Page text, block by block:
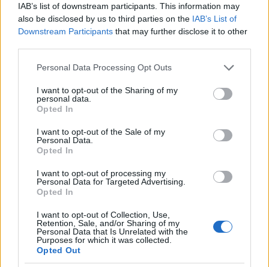
IAB’s list of downstream participants. This information may
also be disclosed by us to third parties on the IAB’s List of
Downstream Participants that may further disclose it to other
Please note that this website/app uses one or more Google
not limited to your visit or usage behaviour. You may click to
grant or deny consent to Google and its third-party tags to
use your data for below specified purposes in below Google
consent section.
Personal Data Processing Opt Outs
I want to opt-out of the Sharing of my
personal data.
Opted In
I want to opt-out of the Sale of my
Personal Data.
Opted In
I want to opt-out of processing my
Personal Data for Targeted Advertising.
Opted In
I want to opt-out of Collection, Use,
Retention, Sale, and/or Sharing of my
Personal Data that Is Unrelated with the
Purposes for which it was collected.
Opted Out
Non est volentis
17 éve
@wice: Kutatásmódszertan című tárgyhoz tartozó
PowerPoint diák (BME-n szabadon választható):
www.filozofia.bme.hu/~lang/kutatasmodszertan/
szferi
17 éve
@Joco74 2009.01.22. 14:22:50
Nem mintha wmikinek igaza lenne, de
1: nem lettünk boldogabbak. sokkal több a
lelkibeteg és a közveszélyes pszichopata, mint 100